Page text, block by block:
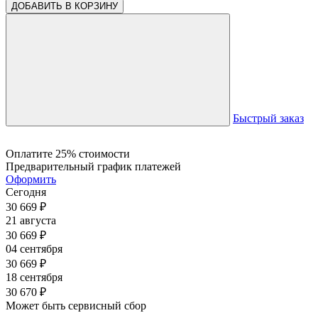
ДОБАВИТЬ В КОРЗИНУ
Быстрый заказ
Оплатите 25% стоимости
Предварительный график платежей
Оформить
Сегодня
30 669 ₽
21 августа
30 669 ₽
04 сентября
30 669 ₽
18 сентября
30 670 ₽
Может быть сервисный сбор